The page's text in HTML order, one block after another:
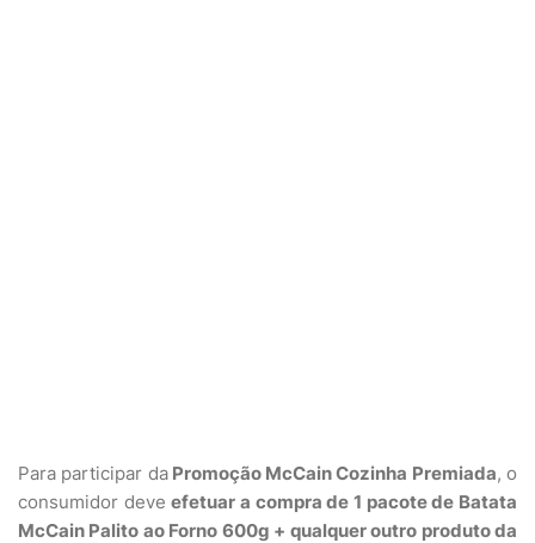
Para participar daPromoção McCain Cozinha Premiada, o
consumidor deveefetuar a compra de 1 pacote de Batata
McCain Palito ao Forno 600g + qualquer outro produto da